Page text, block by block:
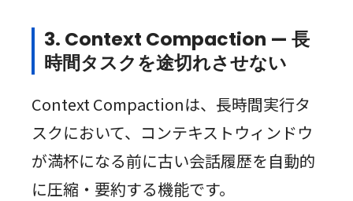
3. Context Compaction — 長
時間タスクを途切れさせない
Context Compactionは、長時間実行タ
スクにおいて、コンテキストウィンドウ
が満杯になる前に古い会話履歴を自動的
に圧縮・要約する機能です。